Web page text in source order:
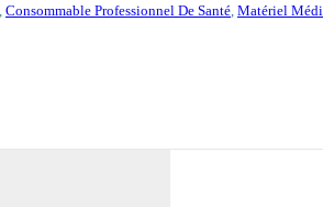
Consommable Professionnel De Santé Matériel